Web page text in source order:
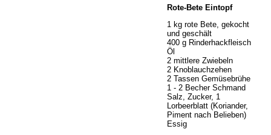
Rote-Bete Eintopf
1 kg rote Bete, gekocht
und geschält
400 g Rinderhackfleisch
Öl
2 mittlere Zwiebeln
2 Knoblauchzehen
2 Tassen Gemüsebrühe
1 - 2 Becher Schmand
Salz, Zucker, 1
Lorbeerblatt (Koriander,
Piment nach Belieben)
Essig